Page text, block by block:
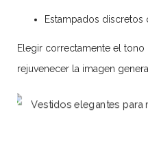
Estampados discretos
Elegir correctamente el
rejuvenecer la imagen